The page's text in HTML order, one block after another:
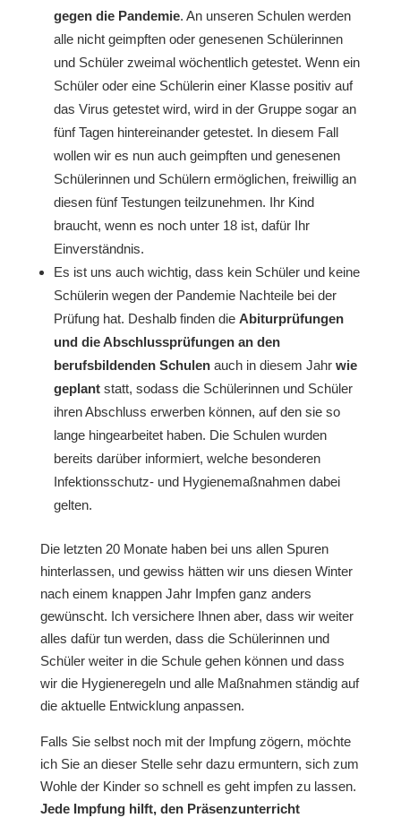
gegen die Pandemie. An unseren Schulen werden
alle nicht geimpften oder genesenen Schülerinnen
und Schüler zweimal wöchentlich getestet. Wenn ein
Schüler oder eine Schülerin einer Klasse positiv auf
das Virus getestet wird, wird in der Gruppe sogar an
fünf Tagen hintereinander getestet. In diesem Fall
wollen wir es nun auch geimpften und genesenen
Schülerinnen und Schülern ermöglichen, freiwillig an
diesen fünf Testungen teilzunehmen. Ihr Kind
braucht, wenn es noch unter 18 ist, dafür Ihr
Einverständnis.
Es ist uns auch wichtig, dass kein Schüler und keine
Schülerin wegen der Pandemie Nachteile bei der
Prüfung hat. Deshalb finden die Abiturprüfungen
und die Abschlussprüfungen an den
berufsbildenden Schulenauch in diesem Jahr wie
geplantstatt, sodass die Schülerinnen und Schüler
ihren Abschluss erwerben können, auf den sie so
lange hingearbeitet haben. Die Schulen wurden
bereits darüber informiert, welche besonderen
Infektionsschutz- und Hygienemaßnahmen dabei
gelten.
Die letzten 20 Monate haben bei uns allen Spuren
hinterlassen, und gewiss hätten wir uns diesen Winter
nach einem knappen Jahr Impfen ganz anders
gewünscht. Ich versichere Ihnen aber, dass wir weiter
alles dafür tun werden, dass die Schülerinnen und
Schüler weiter in die Schule gehen können und dass
wir die Hygieneregeln und alle Maßnahmen ständig auf
die aktuelle Entwicklung anpassen.
Falls Sie selbst noch mit der Impfung zögern, möchte
ich Sie an dieser Stelle sehr dazu ermuntern, sich zum
Wohle der Kinder so schnell es geht impfen zu lassen.
Jede Impfung hilft, den Präsenzunterricht